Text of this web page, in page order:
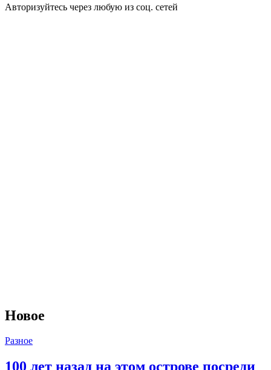
Авторизуйтесь через любую из соц. сетей
Новое
Разное
100 лет назад на этом острове посреди